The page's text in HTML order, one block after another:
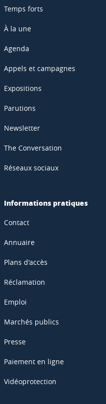
Temps forts
À la une
Agenda
Appels et campagnes
Expositions
Parutions
Newsletter
The Conversation
Réseaux sociaux
Informations pratiques
Contact
Annuaire
Plans d'accès
Réclamation
Emploi
Marchés publics
Presse
Paiement en ligne
Vidéoprotection